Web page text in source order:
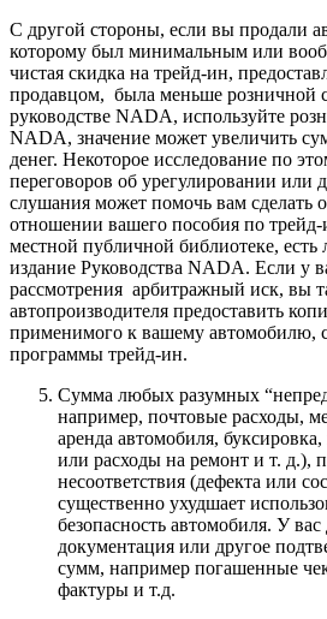
С другой стороны, если вы продали
которому был минимальным или
чистая скидка на трейд-ин,
продавцом, была меньше розничной
руководстве NADA, используйте
NADA, значение может увеличить
денег. Некоторое исследование по
переговоров об урегулировании или
слушания может помочь вам сделать
отношении вашего пособия по трейд-
местной публичной библиотеке, есть
издание Руководства NADA. Если у
рассмотрения арбитражный иск, вы
автопроизводителя предоставить
применимого к вашему автомобилю,
программы трейд-ин.
Сумма любых разумных
например, почтовые расходы,
аренда автомобиля,
или расходы на ремонт и т. д.),
несоответствия (дефекта или
существенно ухудшает
безопасность автомобиля. У
документация или другое
сумм, например погашенные
фактуры и т.д.